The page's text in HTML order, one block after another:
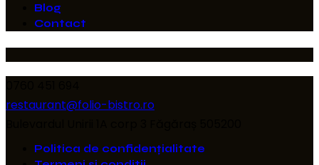
Blog
Contact
restaurant@folio-bistro.ro
Politica de confidențialitate